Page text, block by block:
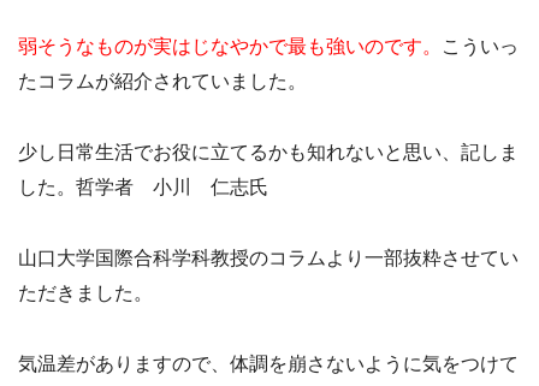
弱そうなものが実はじなやかで最も強いのです。
こういっ
たコラムが紹介されていました。
少し日常生活でお役に立てるかも知れないと思い、記しま
した。哲学者 小川 仁志氏
山口大学国際合科学科教授のコラムより一部抜粋させてい
ただきました。
気温差がありますので、体調を崩さないように気をつけて